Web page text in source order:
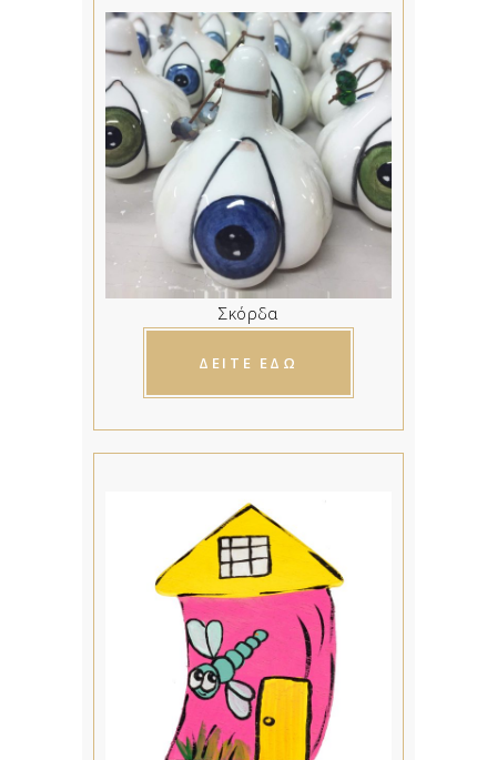
Σκόρδα
ΔΕΙΤΕ ΕΔΩ